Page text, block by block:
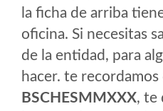
la ficha de arriba
oficina. Si necesitas
de la entidad, para
hacer. te recordamos
BSCHESMMXXX, te